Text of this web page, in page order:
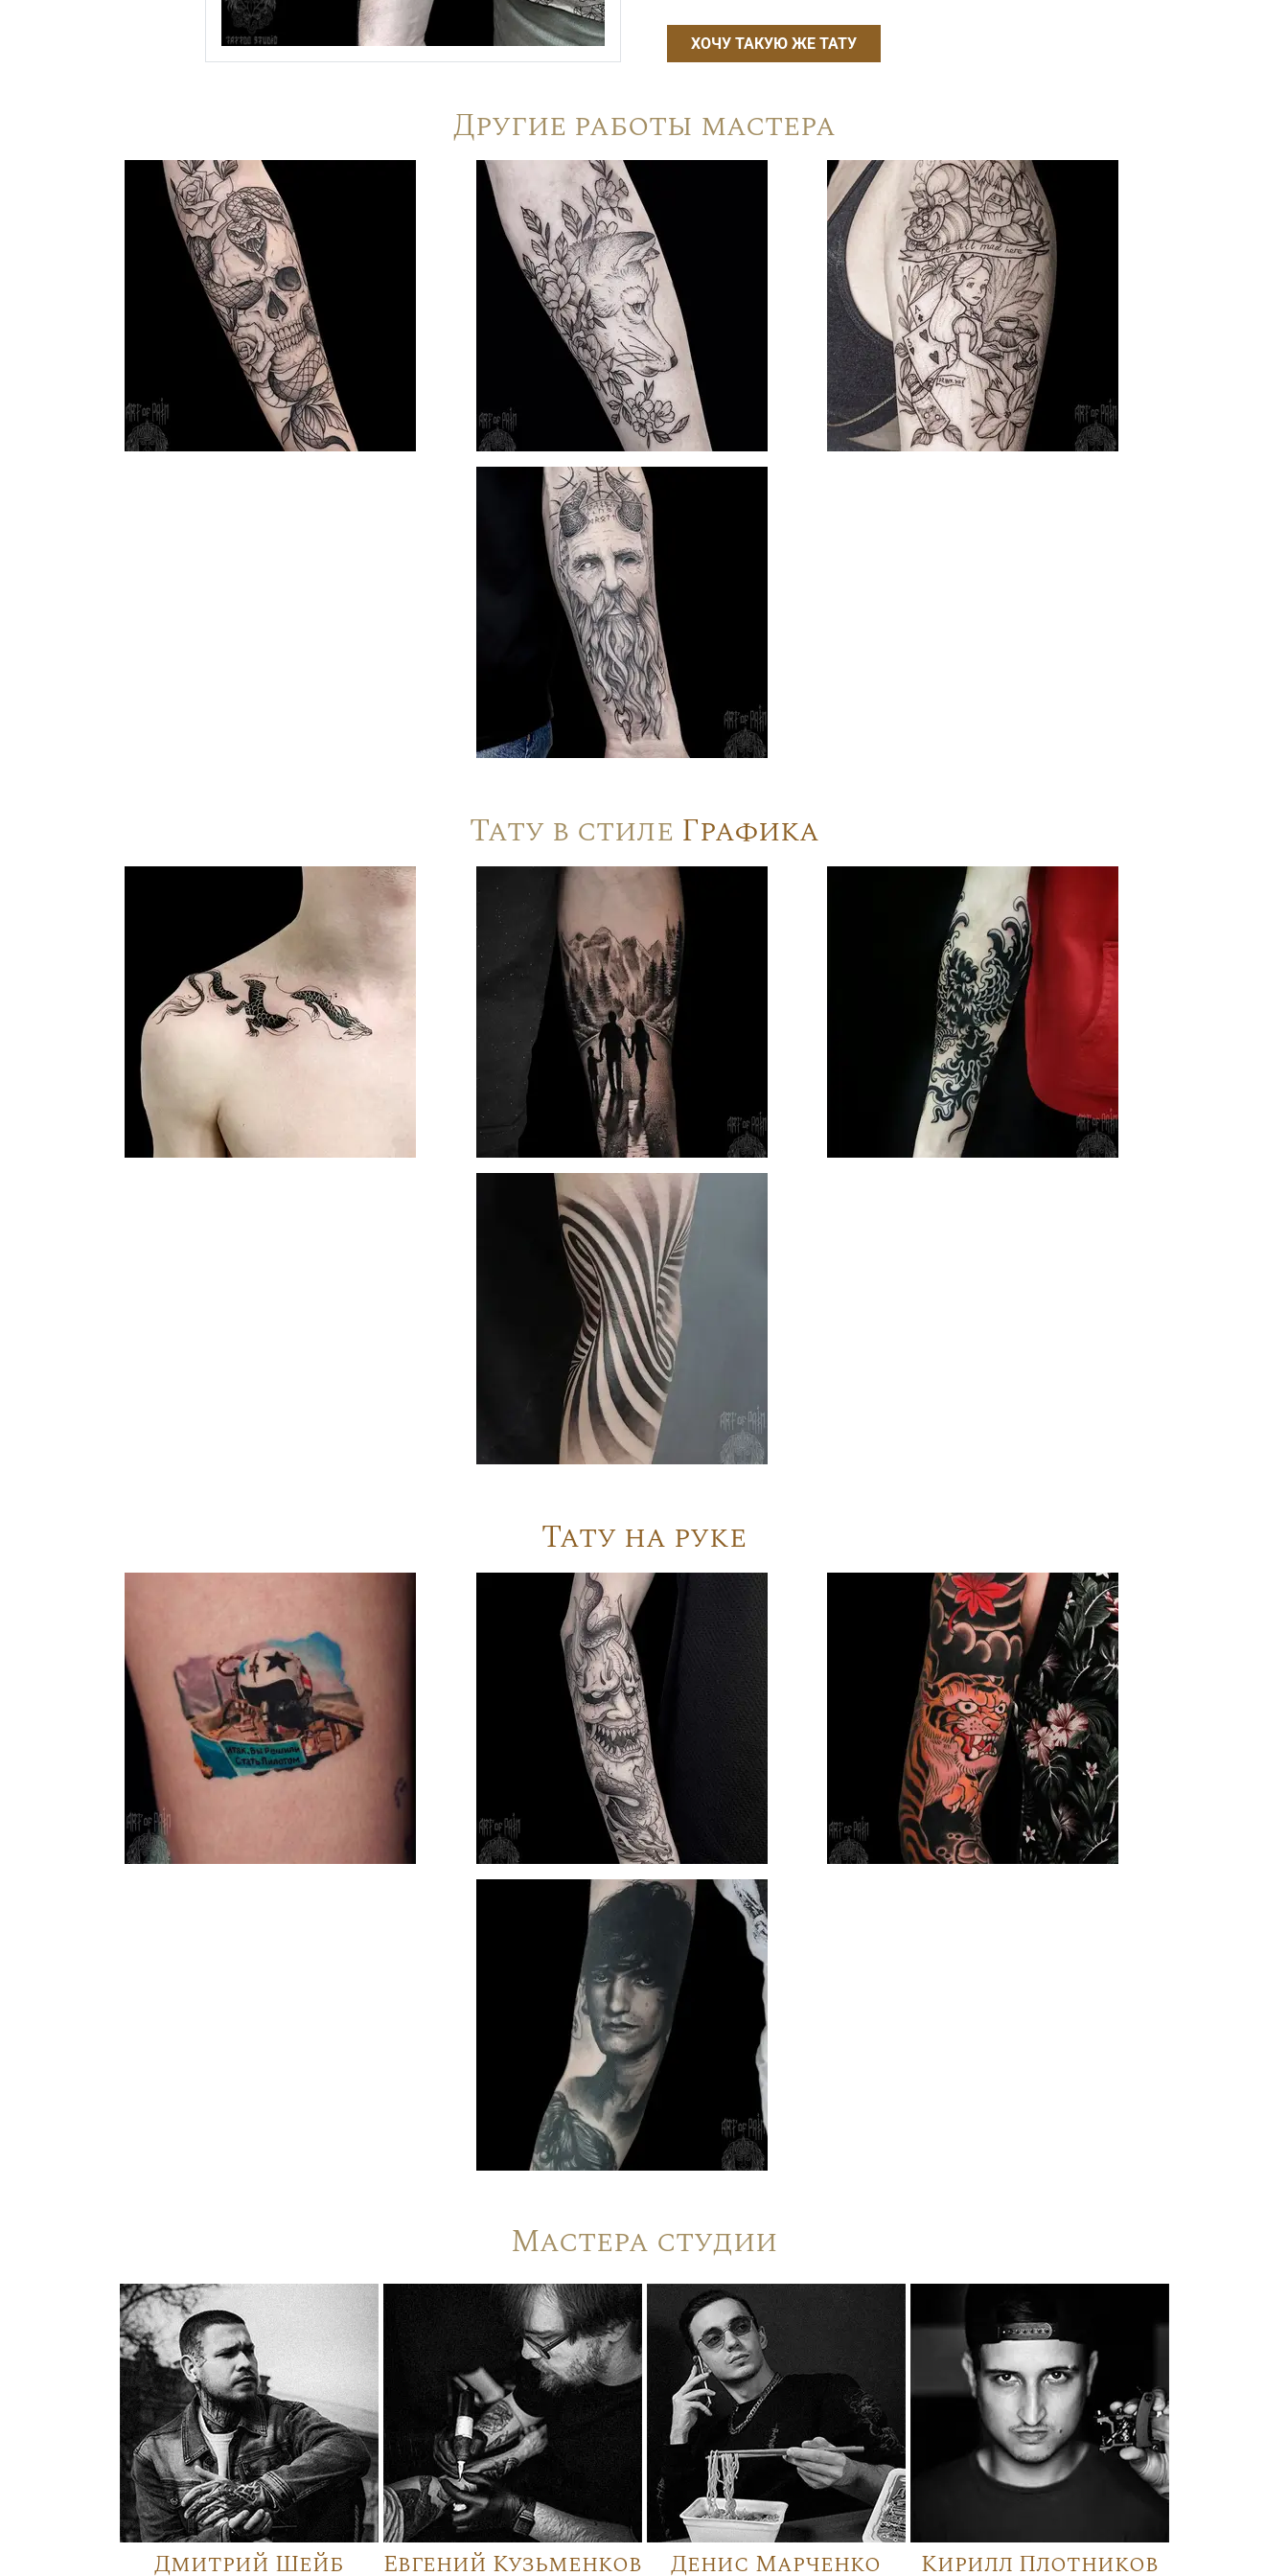
ХОЧУ ТАКУЮ ЖЕ ТАТУ
Другие работы мастера
Тату в стиле Графика
Тату на руке
Мастера студии
Дмитрий Шейб Евгений Кузьменков Денис Марченко Кирилл Плотников